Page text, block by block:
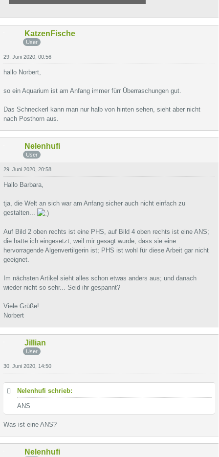
271,68 kB, 941×749, 2.043 mal angesehen
KatzenFische
User
29. Juni 2020, 00:56
hallo Norbert,
so ein Aquarium ist am Anfang immer fürr Überraschungen gut.
Das Schneckerl kann man nur halb von hinten sehen, sieht aber nicht
nach Posthorn aus.
Nelenhufi
User
29. Juni 2020, 20:58
Hallo Barbara,
tja, die Welt an sich war am Anfang sicher auch nicht einfach zu
gestalten...
Auf Bild 2 oben rechts ist eine PHS, auf Bild 4 oben rechts ist eine ANS;
die hatte ich eingesetzt, weil mir gesagt wurde, dass sie eine
hervorragende Algenvertilgerin ist; PHS ist wohl für diese Arbeit gar nicht
geeignet.
Im nächsten Artikel sieht alles schon etwas anders aus; und danach
wieder nicht so sehr... Seid ihr gespannt?
Viele Grüße!
Norbert
Jillian
User
30. Juni 2020, 14:50
Nelenhufi schrieb:
ANS
Was ist eine ANS?
Nelenhufi